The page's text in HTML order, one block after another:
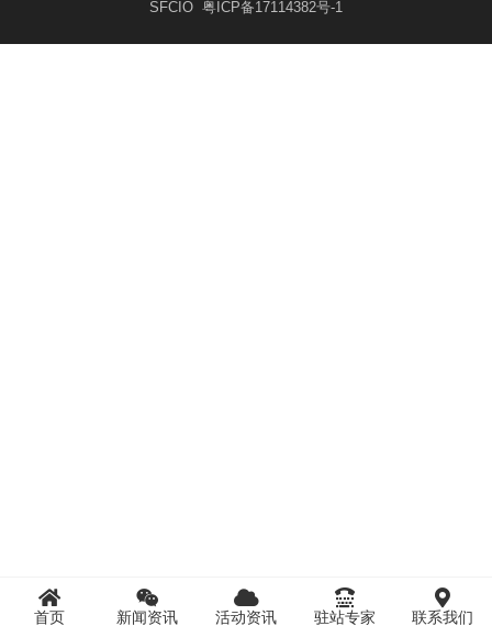
SFCIO 粤ICP备17114382号-1
首页 新闻资讯 活动资讯 驻站专家 联系我们